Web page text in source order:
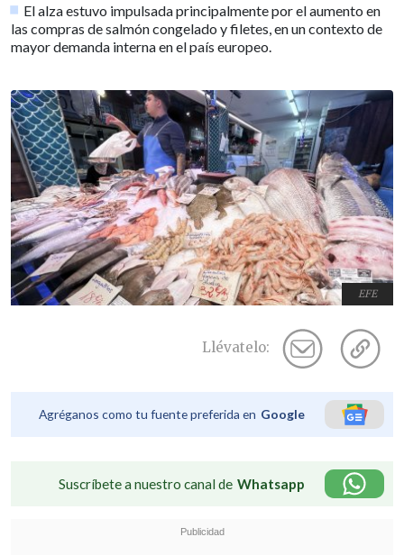
El alza estuvo impulsada principalmente por el aumento en
las compras de salmón congelado y filetes, en un contexto de
mayor demanda interna en el país europeo.
EFE
Llévatelo:
Agréganos como tu fuente preferida en Google
Suscríbete a nuestro canal de Whatsapp